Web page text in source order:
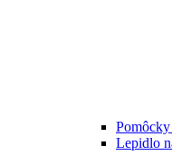
Lepidlo